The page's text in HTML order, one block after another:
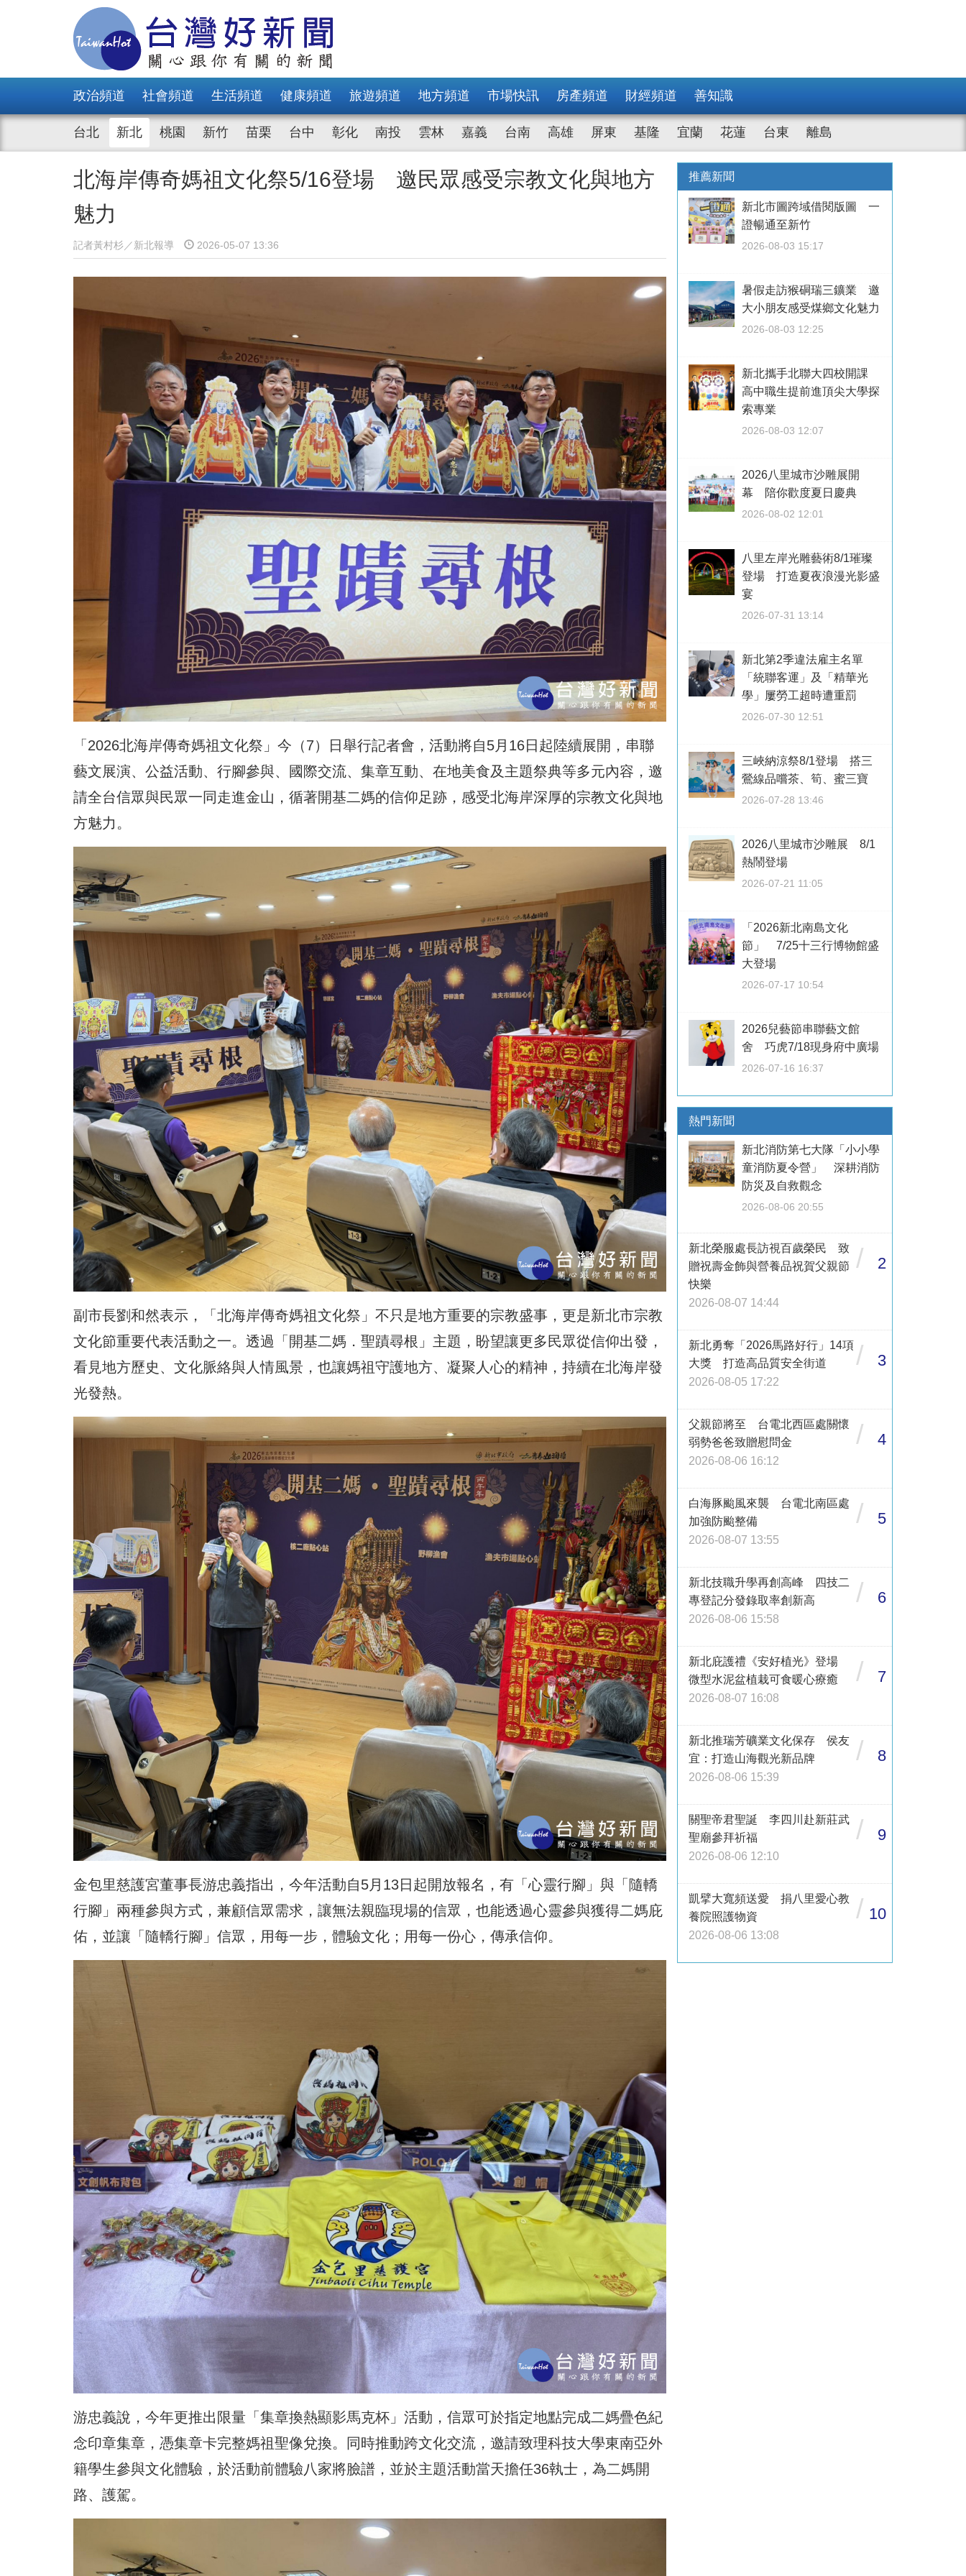
政治頻道 社會頻道 生活頻道 健康頻道 旅遊頻道 地方頻道 市場快訊 房產頻道 財經頻道 善知識
台北 新北 桃園 新竹 苗栗 台中 彰化 南投 雲林 嘉義 台南 高雄 屏東 基隆 宜蘭 花蓮 台東 離島
北海岸傳奇媽祖文化祭5/16登場 邀民眾感受宗教文化與地方
魅力
記者黃村杉／新北報導 2026-05-07 13:36
「2026北海岸傳奇媽祖文化祭」今（7）日舉行記者會，活動將自5月16日起陸續展開，串聯
藝文展演、公益活動、行腳參與、國際交流、集章互動、在地美食及主題祭典等多元內容， 邀
請全台信眾與民眾一同走進金山，循著開基二媽的信仰足跡，感受北海岸深厚的宗教文化與地
方魅力 。
副市長劉和然表示，「北海岸傳奇媽祖文化祭 」不只是地方重要的宗教盛事，更是新北市宗教
文化節重要代表活動之一。透過「開基二媽．聖蹟尋根」主題，盼望讓更多民眾從信仰出發，
看見地方歷史、文化脈絡與人情風景，也讓媽祖守護地方、凝聚人心的精神，持續在北海岸發
光發熱。
金包里慈護宮董事長游忠義指出，今年活動自5月13日起開放報名，有「心靈行腳」與「隨轎
行腳」兩種參與方式，兼顧信眾需求，讓無法親臨現場的信眾，也能透過心靈參與獲得二媽庇
佑，並讓「隨轎行腳」信眾，用每一步，體驗文化；用每一份心，傳承信仰。
游忠義說，今年更推出限量「集章換熱顯影馬克杯」活動，信眾可於指定地點完成二媽疊色紀
念印章集章，憑集章卡完整媽祖聖像兌換。同時推動跨文化交流，邀請致理科技大學東南亞外
籍學生參與文化體驗，於活動前體驗八家將臉譜，並於主題活動當天擔任36執士，為二媽開
路、護駕。
推薦新聞
新北市圖跨域借閱版圖 一
證暢通至新竹
2026-08-03 15:17
暑假走訪猴硐瑞三鑛業 邀
大小朋友感受煤鄉文化魅力
2026-08-03 12:25
新北攜手北聯大四校開課
高中職生提前進頂尖大學探
索專業
2026-08-03 12:07
2026八里城市沙雕展開
幕 陪你歡度夏日慶典
2026-08-02 12:01
八里左岸光雕藝術8/1璀璨
登場 打造夏夜浪漫光影盛
宴
2026-07-31 13:14
新北第2季違法雇主名單
「統聯客運」及「精華光
學」屢勞工超時遭重罰
2026-07-30 12:51
三峽納涼祭8/1登場 搭三
鶯線品嚐茶、筍、蜜三寶
2026-07-28 13:46
2026八里城市沙雕展 8/1
熱鬧登場
2026-07-21 11:05
「2026新北南島文化
節」 7/25十三行博物館盛
大登場
2026-07-17 10:54
2026兒藝節串聯藝文館
舍 巧虎7/18現身府中廣場
2026-07-16 16:37
熱門新聞
新北消防第七大隊「小小學
童消防夏令營」 深耕消防
防災及自救觀念
2026-08-06 20:55
新北榮服處長訪視百歲榮民 致
贈祝壽金飾與營養品祝賀父親節
快樂
2026-08-07 14:44
/ 2
新北勇奪「2026馬路好行」14項
大獎 打造高品質安全街道
2026-08-05 17:22
/ 3
父親節將至 台電北西區處關懷
弱勢爸爸致贈慰問金
2026-08-06 16:12
/ 4
白海豚颱風來襲 台電北南區處
加強防颱整備
2026-08-07 13:55
/ 5
新北技職升學再創高峰 四技二
專登記分發錄取率創新高
2026-08-06 15:58
/ 6
新北庇護禮《安好植光》登場
微型水泥盆植栽可食暖心療癒
2026-08-07 16:08
/ 7
新北推瑞芳礦業文化保存 侯友
宜：打造山海觀光新品牌
2026-08-06 15:39
/ 8
關聖帝君聖誕 李四川赴新莊武
聖廟參拜祈福
2026-08-06 12:10
/ 9
凱擘大寬頻送愛 捐八里愛心教
養院照護物資
2026-08-06 13:08
/ 10